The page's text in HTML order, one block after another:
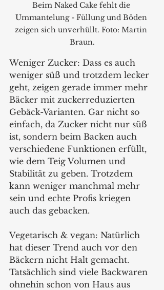
Beim Naked Cake fehlt die
Ummantelung - Füllung und Böden
zeigen sich unverhüllt. Foto: Martin
Braun.
Weniger Zucker: Dass es auch
weniger süß und trotzdem lecker
geht, zeigen gerade immer mehr
Bäcker mit zuckerreduzierten
Gebäck-Varianten. Gar nicht so
einfach, da Zucker nicht nur süß
ist, sondern beim Backen auch
verschiedene Funktionen erfüllt,
wie dem Teig Volumen und
Stabilität zu geben. Trotzdem
kann weniger manchmal mehr
sein und echte Profis kriegen
auch das gebacken.
Vegetarisch & vegan: Natürlich
hat dieser Trend auch vor den
Bäckern nicht Halt gemacht.
Tatsächlich sind viele Backwaren
ohnehin schon von Haus aus